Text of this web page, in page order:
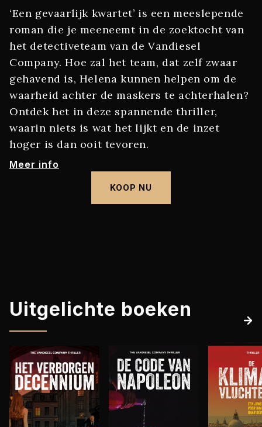
‘Een gevaarlijk kwartet’ is een meeslepende
roman die je meeneemt in de zoektocht van
het detectiveteam van de Vandiesel
Company. Hoe zal het team, dat zelf zwaar
gehavend is, Helena kunnen helpen om de
waarheid achter de maskers te achterhalen?
Ontdek het in deze spannende thriller,
waarin niets is wat het lijkt en de inzet
hoger is dan ooit tevoren.
Meer info
KOOP NU
Uitgelichte boeken